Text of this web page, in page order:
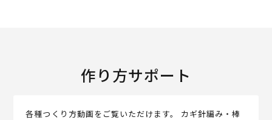
作り方サポート
各種つくり方動画をご覧いただけます。 カギ針編み・棒